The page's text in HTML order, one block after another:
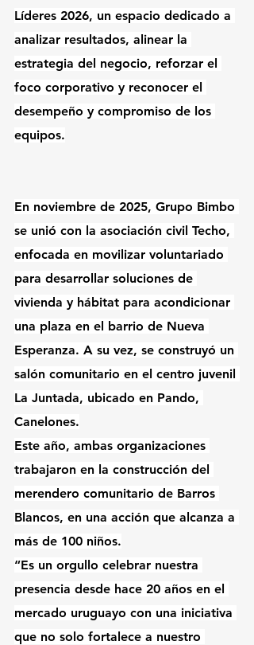
Líderes 2026, un espacio dedicado a
analizar resultados, alinear la
estrategia del negocio, reforzar el
foco corporativo y reconocer el
desempeño y compromiso de los
equipos.
En noviembre de 2025, Grupo Bimbo
se unió con la asociación civil Techo,
enfocada en movilizar voluntariado
para desarrollar soluciones de
vivienda y hábitat para acondicionar
una plaza en el barrio de Nueva
Esperanza. A su vez, se construyó un
salón comunitario en el centro juvenil
La Juntada, ubicado en Pando,
Canelones.
Este año, ambas organizaciones
trabajaron en la construcción del
merendero comunitario de Barros
Blancos, en una acción que alcanza a
más de 100 niños.
“Es un orgullo celebrar nuestra
presencia desde hace 20 años en el
mercado uruguayo con una iniciativa
que no solo fortalece a nuestro